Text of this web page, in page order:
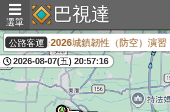
選單 巴視達
公路客運
為配合2026城鎮韌性（防空）演習
2026-08-07(五) 20:57:16